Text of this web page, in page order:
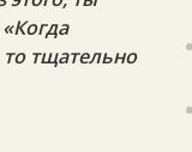
«Когда
тщательно